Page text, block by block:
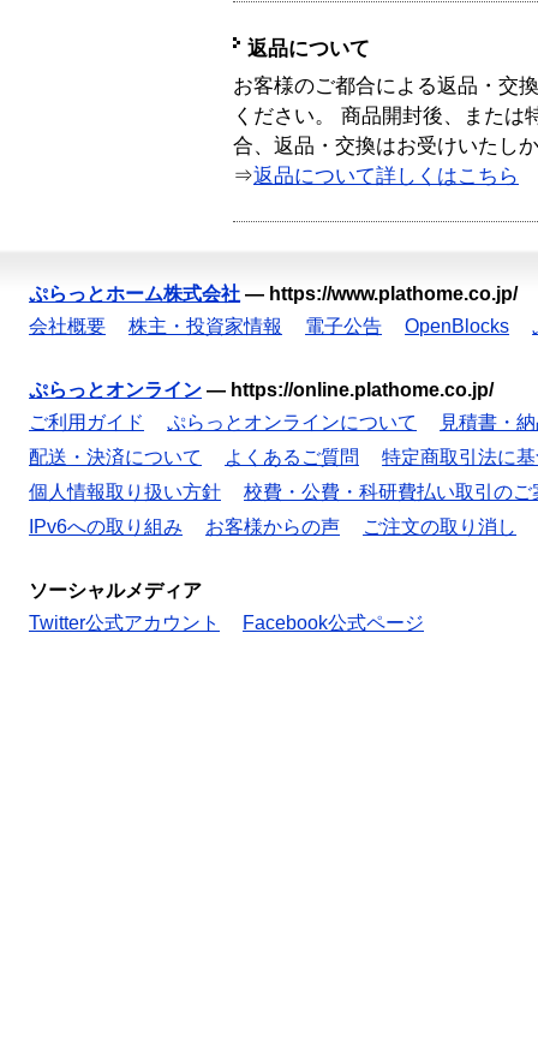
返品について
お客様のご都合による返品・交
ください。 商品開封後、または
合、返品・交換はお受けいたし
⇒返品について詳しくはこちら
ぷらっとホーム株式会社 — https://www.plathome.co.jp/
会社概要
株主・投資家情報 電子公告 OpenBlocks
ぷらっとオンライン — https://online.plathome.co.jp/
ご利用ガイド
ぷらっとオンラインについて
見積書・
配送・決済について
よくあるご質問
特定商取引法に
個人情報取り扱い方針
校費・公費・科研費払い取引のご
IPv6への取り組み
お客様からの声 ご注文の取り消し
ソーシャルメディア
Twitter公式アカウント
Facebook公式ページ